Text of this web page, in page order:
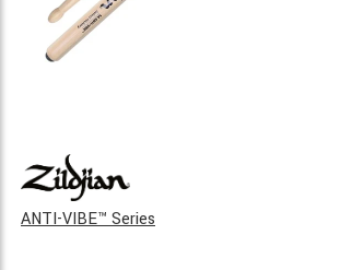
ANTI-VIBE™ Series